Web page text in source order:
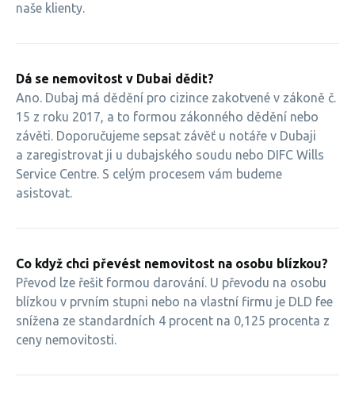
naše klienty.
Dá se nemovitost v Dubai dědit?
Ano. Dubaj má dědění pro cizince zakotvené v zákoně č.
15 z roku 2017, a to formou zákonného dědění nebo
závěti. Doporučujeme sepsat závěť u notáře v Dubaji
a zaregistrovat ji u dubajského soudu nebo DIFC Wills
Service Centre. S celým procesem vám budeme
asistovat.
Co když chci převést nemovitost na osobu blízkou?
Převod lze řešit formou darování. U převodu na osobu
blízkou v prvním stupni nebo na vlastní firmu je DLD fee
snížena ze standardních 4 procent na 0,125 procenta z
ceny nemovitosti.